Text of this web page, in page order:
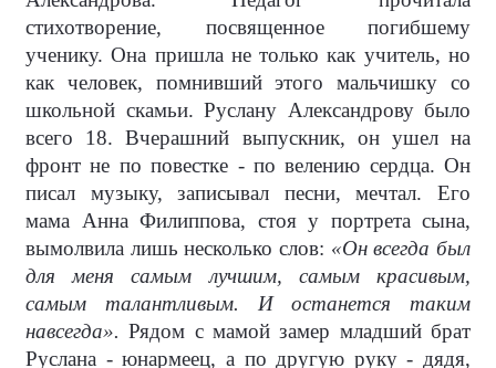
стихотворение, посвященное погибшему
ученику. Она пришла не только как учитель, но
как человек, помнивший этого мальчишку со
школьной скамьи. Руслану Александрову было
всего 18. Вчерашний выпускник, он ушел на
фронт не по повестке - по велению сердца. Он
писал музыку, записывал песни, мечтал. Его
мама Анна Филиппова, стоя у портрета сына,
вымолвила лишь несколько слов: «Он всегда был
для меня самым лучшим, самым красивым,
самым талантливым. И останется таким
навсегда». Рядом с мамой замер младший брат
Руслана - юнармеец, а по другую руку - дядя,